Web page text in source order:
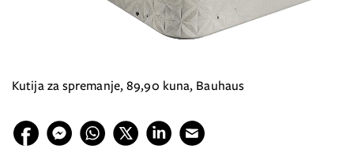
Kutija za spremanje, 89,90 kuna, Bauhaus